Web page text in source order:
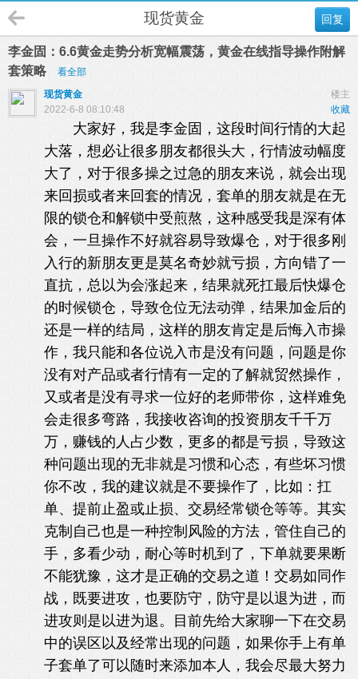
回复
现货黄金
李金固：6.6黄金走势分析宽幅震荡，黄金在线指导操作附解
套策略
看全部
楼主
现货黄金
收藏
2022-6-8 08:10:48
大家好，我是李金固，这段时间行情的大起
大落，想必让很多朋友都很头大，行情波动幅度
大了，对于很多操之过急的朋友来说，就会出现
来回损或者来回套的情况，套单的朋友就是在无
限的锁仓和解锁中受煎熬，这种感受我是深有体
会，一旦操作不好就容易导致爆仓，对于很多刚
入行的新朋友更是莫名奇妙就亏损，方向错了一
直抗，总以为会涨起来，结果就死扛最后快爆仓
的时候锁仓，导致仓位无法动弹，结果加金后的
还是一样的结局，这样的朋友肯定是后悔入市操
作，我只能和各位说入市是没有问题，问题是你
没有对产品或者行情有一定的了解就贸然操作，
又或者是没有寻求一位好的老师带你，这样难免
会走很多弯路，我接收咨询的投资朋友千千万
万，赚钱的人占少数，更多的都是亏损，导致这
种问题出现的无非就是习惯和心态，有些坏习惯
你不改，我的建议就是不要操作了，比如：扛
单、提前止盈或止损、交易经常锁仓等等。其实
克制自己也是一种控制风险的方法，管住自己的
手，多看少动，耐心等时机到了，下单就要果断
不能犹豫，这才是正确的交易之道！交易如同作
战，既要进攻，也要防守，防守是以退为进，而
进攻则是以进为退。目前先给大家聊一下在交易
中的误区以及经常出现的问题，如果你手上有单
子套单了可以随时来添加本人，我会尽最大努力